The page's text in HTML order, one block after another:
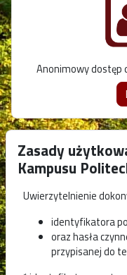
Anonimowy dostęp
Zasady
Kampusu
Uwierzytelnienie
identyfikatora
oraz hasła
przypisanej do